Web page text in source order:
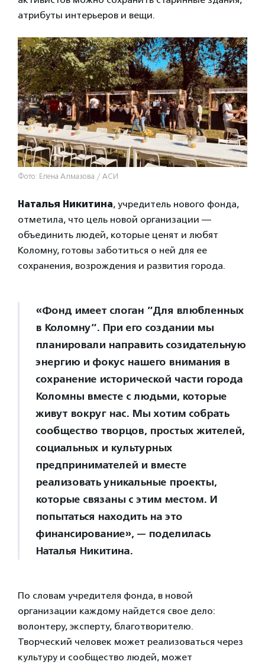
атрибуты интерьеров и вещи.
Фото: Елена Алмазова / АСИ
Наталья Никитина, учредитель нового фонда,
отметила, что цель новой организации —
объединить людей, которые ценят и любят
Коломну, готовы заботиться о ней для ее
сохранения, возрождения и развития города.
«Фонд имеет слоган ”Для влюбленных
в Коломну”. При его создании мы
планировали направить созидательную
энергию и фокус нашего внимания в
сохранение исторической части города
Коломны вместе с людьми, которые
живут вокруг нас. Мы хотим собрать
сообщество творцов, простых жителей,
социальных и культурных
предпринимателей и вместе
реализовать уникальные проекты,
которые связаны с этим местом. И
попытаться находить на это
финансирование», — поделилась
Наталья Никитина.
По словам учредителя фонда, в новой
организации каждому найдется свое дело:
волонтеру, эксперту, благотворителю.
Творческий человек может реализоваться через
культуру и сообщество людей, может